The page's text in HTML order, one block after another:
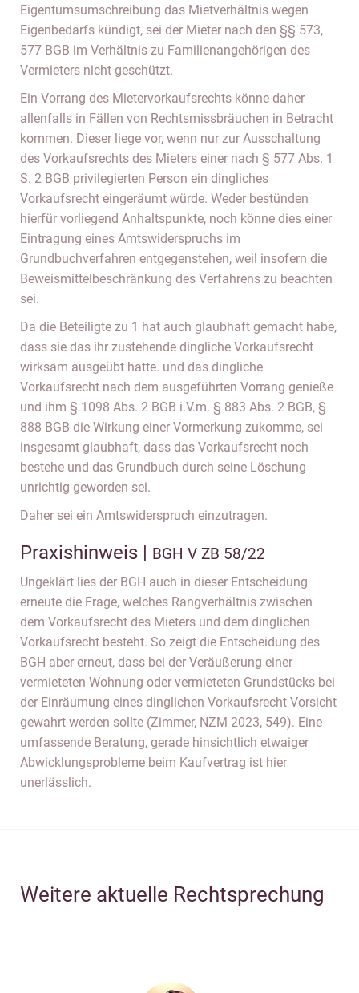
Eigentumsumschreibung das Mietverhältnis wegen
Eigenbedarfs kündigt, sei der Mieter nach den §§ 573,
577 BGB im Verhältnis zu Familienangehörigen des
Vermieters nicht geschützt.
Ein Vorrang des Mietervorkaufsrechts könne daher
allenfalls in Fällen von Rechtsmissbräuchen in Betracht
kommen. Dieser liege vor, wenn nur zur Ausschaltung
des Vorkaufsrechts des Mieters einer nach § 577 Abs. 1
S. 2 BGB privilegierten Person ein dingliches
Vorkaufsrecht eingeräumt würde. Weder bestünden
hierfür vorliegend Anhaltspunkte, noch könne dies einer
Eintragung eines Amtswiderspruchs im
Grundbuchverfahren entgegenstehen, weil insofern die
Beweismittelbeschränkung des Verfahrens zu beachten
sei.
Da die Beteiligte zu 1 hat auch glaubhaft gemacht habe,
dass sie das ihr zustehende dingliche Vorkaufsrecht
wirksam ausgeübt hatte. und das dingliche
Vorkaufsrecht nach dem ausgeführten Vorrang genieße
und ihm § 1098 Abs. 2 BGB i.V.m. § 883 Abs. 2 BGB, §
888 BGB die Wirkung einer Vormerkung zukomme, sei
insgesamt glaubhaft, dass das Vorkaufsrecht noch
bestehe und das Grundbuch durch seine Löschung
unrichtig geworden sei.
Daher sei ein Amtswiderspruch einzutragen.
Praxishinweis | BGH V ZB 58/22
Ungeklärt lies der BGH auch in dieser Entscheidung
erneute die Frage, welches Rangverhältnis zwischen
dem Vorkaufsrecht des Mieters und dem dinglichen
Vorkaufsrecht besteht. So zeigt die Entscheidung des
BGH aber erneut, dass bei der Veräußerung einer
vermieteten Wohnung oder vermieteten Grundstücks bei
der Einräumung eines dinglichen Vorkaufsrecht Vorsicht
gewahrt werden sollte (Zimmer, NZM 2023, 549). Eine
umfassende Beratung, gerade hinsichtlich etwaiger
Abwicklungsprobleme beim Kaufvertrag ist hier
unerlässlich.
Weitere aktuelle Rechtsprechung